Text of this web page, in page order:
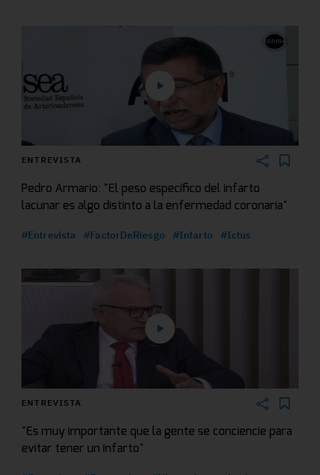
ENTREVISTA
Pedro Armario: "El peso específico del infarto
lacunar es algo distinto a la enfermedad coronaria"
#Entrevista #FactorDeRiesgo #Infarto #Ictus
ENTREVISTA
"Es muy importante que la gente se conciencie para
evitar tener un infarto"